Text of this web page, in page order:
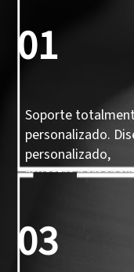
01
Soporte
personalizado.
personalizado,
muestra
03